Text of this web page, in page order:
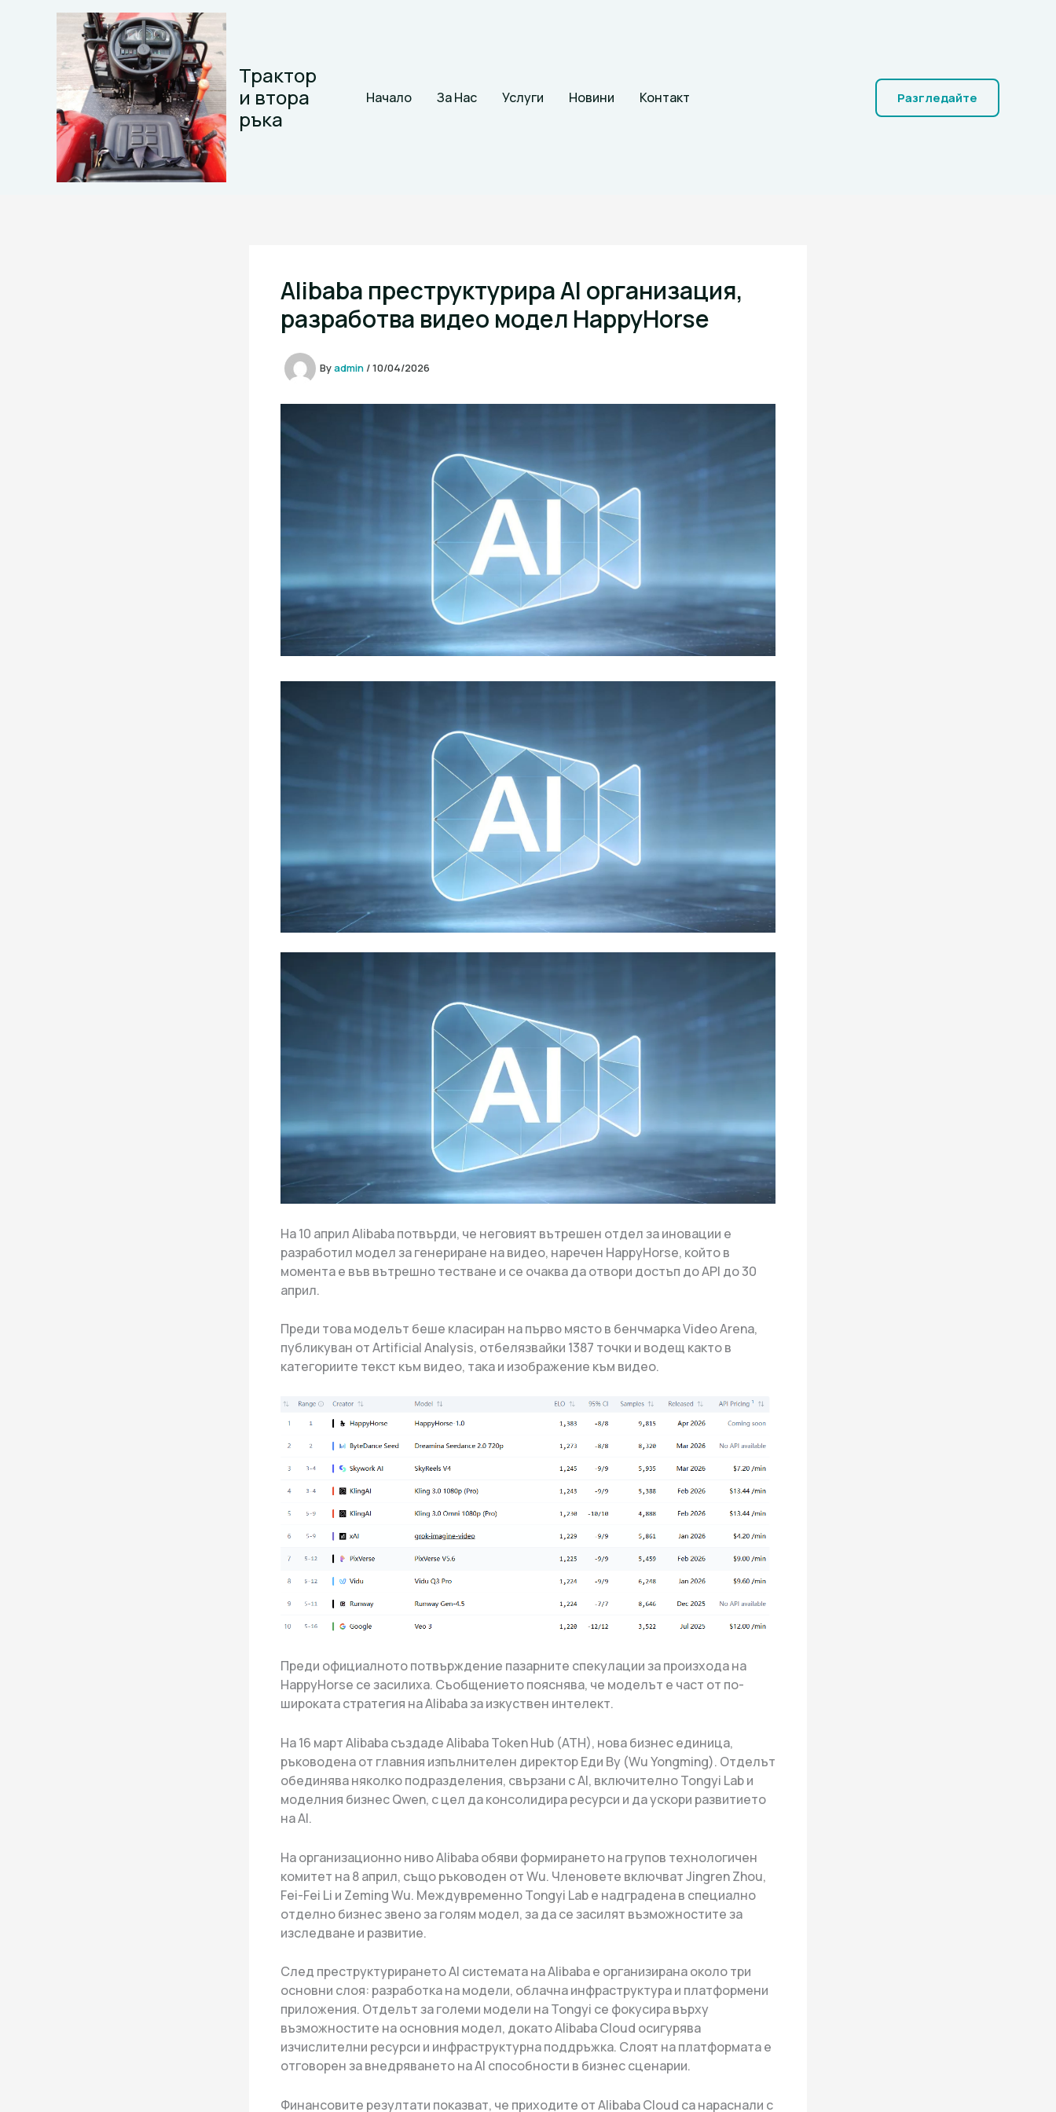
Трактор
и втора
ръка
Начало За Нас Услуги Новини Контакт Разгледайте
Alibaba преструктурира AI организация,
разработва видео модел HappyHorse
Byadmin /10/04/2026
На 10 април Alibaba потвърди, че неговият вътрешен отдел за иновации е
разработил модел за генериране на видео, наречен HappyHorse, който в
момента е във вътрешно тестване и се очаква да отвори достъп до API до 30
април.
Преди това моделът беше класиран на първо място в бенчмарка Video Arena,
публикуван от Artificial Analysis, отбелязвайки 1387 точки и водещ както в
категориите текст към видео, така и изображение към видео.
Преди официалното потвърждение пазарните спекулации за произхода на
HappyHorse се засилиха. Съобщението пояснява, че моделът е част от по-
широката стратегия на Alibaba за изкуствен интелект.
На 16 март Alibaba създаде Alibaba Token Hub (ATH), нова бизнес единица,
ръководена от главния изпълнителен директор Еди Ву (Wu Yongming). Отделът
обединява няколко подразделения, свързани с AI, включително Tongyi Lab и
моделния бизнес Qwen, с цел да консолидира ресурси и да ускори развитието
на AI.
На организационно ниво Alibaba обяви формирането на групов технологичен
комитет на 8 април, също ръководен от Wu. Членовете включват Jingren Zhou,
Fei-Fei Li и Zeming Wu. Междувременно Tongyi Lab е надградена в специално
отделно бизнес звено за голям модел, за да се засилят възможностите за
изследване и развитие.
След преструктурирането AI системата на Alibaba е организирана около три
основни слоя: разработка на модели, облачна инфраструктура и платформени
приложения. Отделът за големи модели на Tongyi се фокусира върху
възможностите на основния модел, докато Alibaba Cloud осигурява
изчислителни ресурси и инфраструктурна поддръжка. Слоят на платформата е
отговорен за внедряването на AI способности в бизнес сценарии.
Финансовите резултати показват, че приходите от Alibaba Cloud са нараснали с